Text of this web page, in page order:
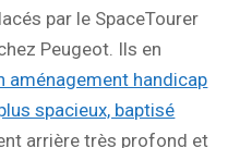
par le SpaceTourer
Peugeot. Ils en
aménagement handicap
spacieux, baptisé
arrière très profond et